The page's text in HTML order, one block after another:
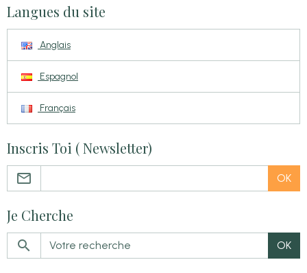
Langues du site
Anglais
Espagnol
Français
Inscris Toi ( Newsletter)
OK
Je Cherche
OK